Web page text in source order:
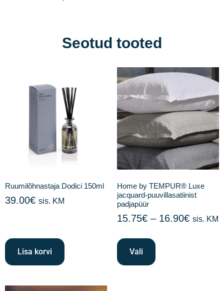
Seotud tooted
Ruumilõhnastaja Dodici 150ml
39.00€ sis. KM
Lisa korvi
Home by TEMPUR® Luxe
jacquard-puuvillasatiinist
padjapüür
15.75€ – 16.90€ sis. KM
Vali